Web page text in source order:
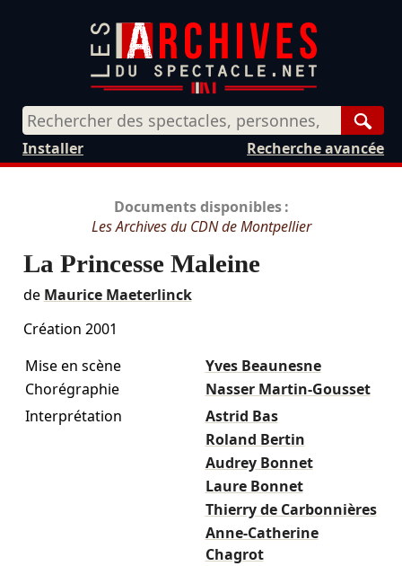
Recherche avancée
Installer
Documents disponibles :
Les Archives du CDN de Montpellier
La Princesse Maleine
de Maurice Maeterlinck
Création 2001
Mise en scène
Yves Beaunesne
Chorégraphie
Nasser Martin-Gousset
Interprétation
Astrid Bas
Roland Bertin
Audrey Bonnet
Laure Bonnet
Thierry de Carbonnières
Anne-Catherine
Chagrot